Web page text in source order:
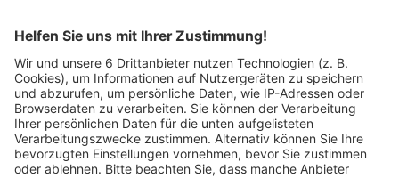
Legen Sie zum
Mitbieten eine
Sind Sie am Ende
der